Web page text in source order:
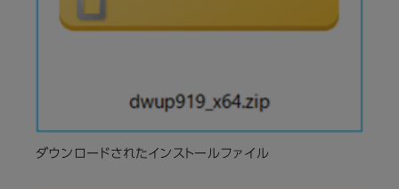
ダウンロードされたインストールファイル